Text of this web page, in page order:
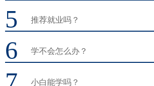
5 推荐就业吗？
6 学不会怎么办？
小白能学吗？